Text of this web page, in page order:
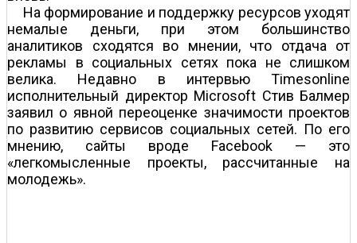
На формирование и поддержку ресурсов уходят
немалые деньги, при этом большинство
аналитиков сходятся во мнении, что отдача от
рекламы в социальных сетях пока не слишком
велика. Недавно в интервью Timesonline
исполнительный директор Microsoft Стив Балмер
заявил о явной переоценке значимости проектов
по развитию сервисов социальных сетей. По его
мнению, сайты вроде Facebook — это
«легкомысленные проекты, рассчитанные на
молодежь».